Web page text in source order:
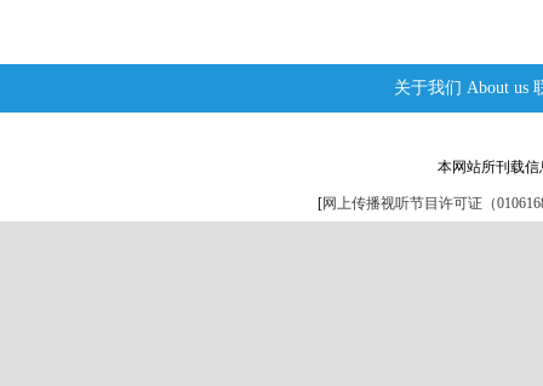
关于我们 About us
本网站所刊载
[网上传播视听节目许可证（